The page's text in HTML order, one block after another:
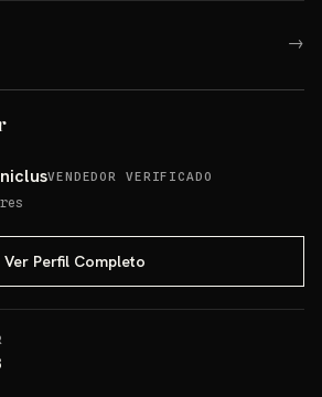
→
VENDEDOR VERIFICADO
Ver Perfil Completo